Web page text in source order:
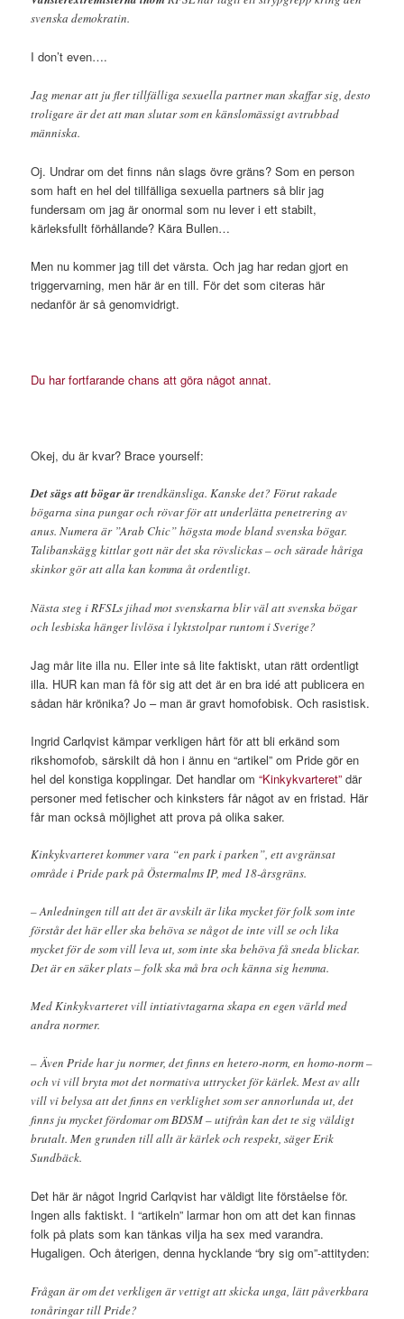
svenska demokratin.
I don’t even….
Jag menar att ju fler tillfälliga sexuella partner man skaffar sig, desto
troligare är det att man slutar som en känslomässigt avtrubbad
människa.
Oj. Undrar om det finns nån slags övre gräns? Som en person
som haft en hel del tillfälliga sexuella partners så blir jag
fundersam om jag är onormal som nu lever i ett stabilt,
kärleksfullt förhållande? Kära Bullen…
Men nu kommer jag till det värsta. Och jag har redan gjort en
triggervarning, men här är en till. För det som citeras här
nedanför är så genomvidrigt.
Du har fortfarande chans att göra något annat.
Okej, du är kvar? Brace yourself:
Det sägs att bögar ärtrendkänsliga. Kanske det? Förut rakade
bögarna sina pungar och rövar för att underlätta penetrering av
anus. Numera är ”Arab Chic” högsta mode bland svenska bögar.
Talibanskägg kittlar gott när det ska rövslickas – och särade håriga
skinkor gör att alla kan komma åt ordentligt.
Nästa steg i RFSLs jihad mot svenskarna blir väl att svenska bögar
och lesbiska hänger livlösa i lyktstolpar runtom i Sverige?
Jag mår lite illa nu. Eller inte så lite faktiskt, utan rätt ordentligt
illa. HUR kan man få för sig att det är en bra idé att publicera en
sådan här krönika? Jo – man är gravt homofobisk. Och rasistisk.
Ingrid Carlqvist kämpar verkligen hårt för att bli erkänd som
rikshomofob, särskilt då hon i ännu en “artikel” om Pride gör en
hel del konstiga kopplingar. Det handlar om“Kinkykvarteret”där
personer med fetischer och kinksters får något av en fristad. Här
får man också möjlighet att prova på olika saker.
Kinkykvarteret kommer vara “en park i parken”, ett avgränsat
område i Pride park på Östermalms IP, med 18-årsgräns.
– Anledningen till att det är avskilt är lika mycket för folk som inte
förstår det här eller ska behöva se något de inte vill se och lika
mycket för de som vill leva ut, som inte ska behöva få sneda blickar.
Det är en säker plats – folk ska må bra och känna sig hemma.
Med Kinkykvarteret vill intiativtagarna skapa en egen värld med
andra normer.
– Även Pride har ju normer, det finns en hetero-norm, en homo-norm –
och vi vill bryta mot det normativa uttrycket för kärlek. Mest av allt
vill vi belysa att det finns en verklighet som ser annorlunda ut, det
finns ju mycket fördomar om BDSM – utifrån kan det te sig väldigt
brutalt. Men grunden till allt är kärlek och respekt, säger Erik
Sundbäck.
Det här är något Ingrid Carlqvist har väldigt lite förståelse för.
Ingen alls faktiskt. I “artikeln” larmar hon om att det kan finnas
folk på plats som kan tänkas vilja ha sex med varandra.
Hugaligen. Och återigen, denna hycklande “bry sig om”-attityden:
Frågan är om det verkligen är vettigt att skicka unga, lätt påverkbara
tonåringar till Pride?